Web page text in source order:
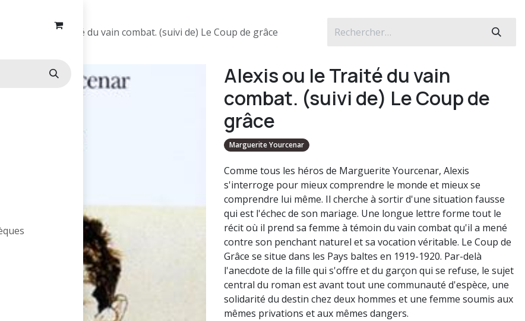
Alexis ou le Traité du vain combat. (suivi de) Le Coup de grâce
Alexis ou le Traité du vain
combat. (suivi de) Le Coup de
grâce
Marguerite Yourcenar
Comme tous les héros de Marguerite Yourcenar, Alexis
s'interroge pour mieux comprendre le monde et mieux se
comprendre lui même. Il cherche à sortir d'une situation fausse
qui est l'échec de son mariage. Une longue lettre forme tout le
récit où il prend sa femme à témoin du vain combat qu'il a mené
contre son penchant naturel et sa vocation véritable. Le Coup de
Grâce se situe dans les Pays baltes en 1919-1920. Par-delà
l'anecdote de la fille qui s'offre et du garçon qui se refuse, le sujet
central du roman est avant tout une communauté d'espèce, une
solidarité du destin chez deux hommes et une femme soumis aux
mêmes privations et aux mêmes dangers.